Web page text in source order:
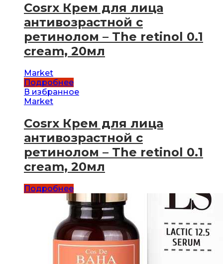
Cosrx Крем для лица
антивозрастной с
ретинолом – The retinol 0.1
cream, 20мл
Market
Подробнее
В избранное
Market
Cosrx Крем для лица
антивозрастной с
ретинолом – The retinol 0.1
cream, 20мл
Подробнее